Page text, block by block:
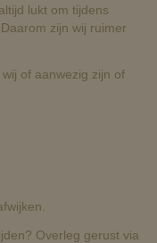
lukt om tijdens
zijn wij ruimer
of aanwezig zijn of
Overleg gerust via